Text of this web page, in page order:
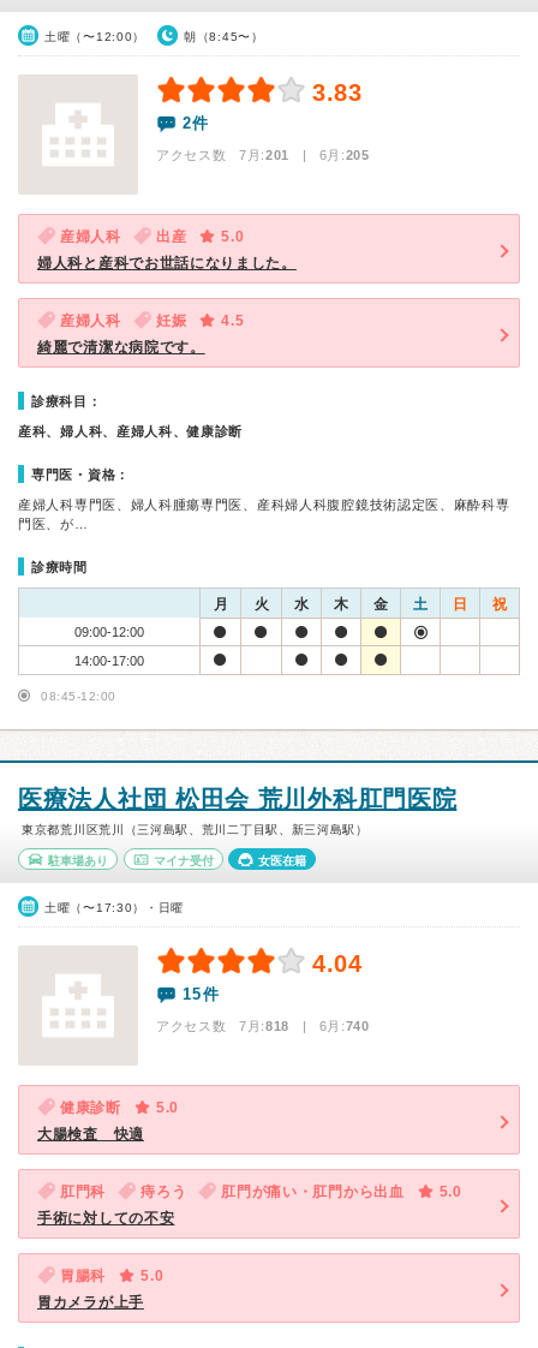
土曜（〜12:00） 朝（8:45〜）
3.83
2件
アクセス数 7月:201 | 6月:205
産婦人科 出産
5.0
婦人科と産科でお世話になりました。
産婦人科 妊娠
4.5
綺麗で清潔な病院です。
診療科目：
産科、婦人科、産婦人科、健康診断
専門医・資格：
産婦人科専門医、婦人科腫瘍専門医、産科婦人科腹腔鏡技術認定医、麻酔科専
門医、が…
診療時間
月 火 水 木 金 土 日 祝
09:00-12:00
14:00-17:00
08:45-12:00
医療法人社団 松田会 荒川外科肛門医院
東京都荒川区荒川（三河島駅、荒川二丁目駅、新三河島駅）
駐車場あり マイナ受付 女医在籍
土曜（〜17:30）・日曜
4.04
15件
アクセス数 7月:818 | 6月:740
健康診断
5.0
大腸検査 快適
肛門科 痔ろう 肛門が痛い・肛門から出血
5.0
手術に対しての不安
胃腸科
5.0
胃カメラが上手